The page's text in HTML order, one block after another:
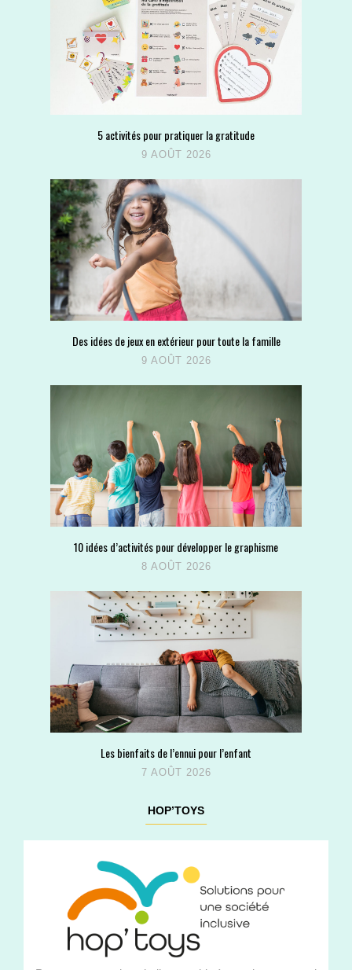
5 activités pour pratiquer la gratitude
9 AOÛT 2026
Des idées de jeux en extérieur pour toute la famille
9 AOÛT 2026
10 idées d’activités pour développer le graphisme
8 AOÛT 2026
Les bienfaits de l’ennui pour l’enfant
7 AOÛT 2026
HOP’TOYS